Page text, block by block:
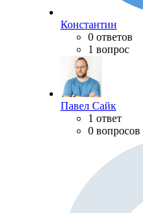
Константин
0 ответов
1 вопрос
Павел Сайк
1 ответ
0 вопросов